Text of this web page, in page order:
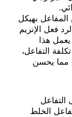
بهيكل
فعل الإنزيم
هذا
التفاعل،
مما يحسن
التفاعل
الخلط